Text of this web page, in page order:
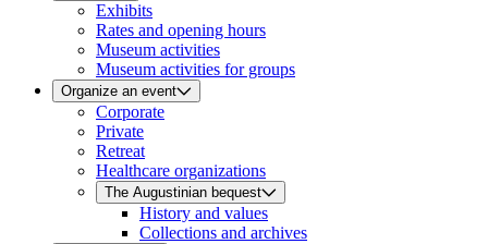
Exhibits
Rates and opening hours
Museum activities
Museum activities for groups
Organize an event
Corporate
Private
Retreat
Healthcare organizations
The Augustinian bequest
History and values
Collections and archives